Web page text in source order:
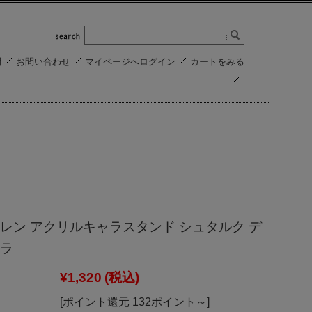
お問い合わせ マイページへログイン カートをみる
ン アクリルキャラスタンド シュタルク デ
¥1,320 (税込)
[ポイント還元 132ポイント～]